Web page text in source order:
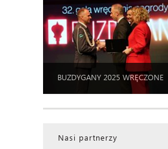
BUZDYGANY 2025 WRĘCZONE
Nasi partnerzy